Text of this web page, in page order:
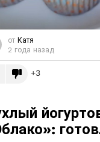
от Катя
2 года назад
3